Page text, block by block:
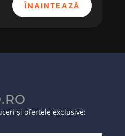
ÎNAINTEAZĂ
și ofertele exclusive: